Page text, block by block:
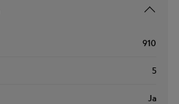
910
5
Ja